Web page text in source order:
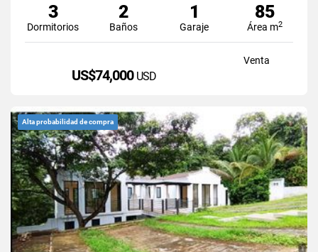
3
Dormitorios
2
Baños
1
Garaje
85
Área m2
Venta
US$74,000 USD
Alta probabilidad de compra